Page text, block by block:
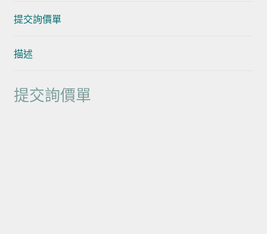
提交詢價單
描述
提交詢價單